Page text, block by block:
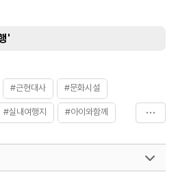
원
㎡, 건물면적 412.06㎡
'
#근현대사 #문화시설
#실내여행지 #아이와함께